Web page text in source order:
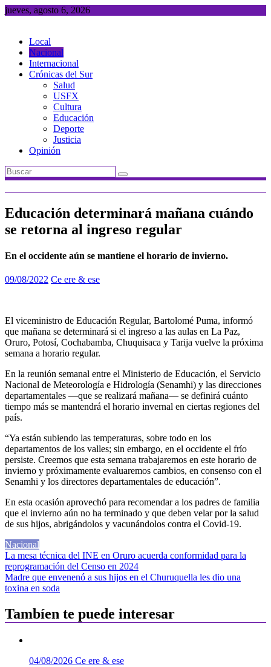
Saltar
jueves, agosto 6, 2026
Local
Nacional
Internacional
Crónicas del Sur
Salud
USFX
Cultura
Educación
Deporte
Justicia
Opinión
Educación determinará mañana cuándo
se retorna al ingreso regular
En el occidente aún se mantiene el horario de invierno.
09/08/2022 Ce ere & ese
El viceministro de Educación Regular, Bartolomé Puma, informó
que mañana se determinará si el ingreso a las aulas en La Paz,
Oruro, Potosí, Cochabamba, Chuquisaca y Tarija vuelve la próxima
semana a horario regular.
En la reunión semanal entre el Ministerio de Educación, el Servicio
Nacional de Meteorología e Hidrología (Senamhi) y las direcciones
departamentales —que se realizará mañana— se definirá cuánto
tiempo más se mantendrá el horario invernal en ciertas regiones del
país.
“Ya están subiendo las temperaturas, sobre todo en los
departamentos de los valles; sin embargo, en el occidente el frío
persiste. Creemos que esta semana trabajaremos en este horario de
invierno y próximamente evaluaremos cambios, en consenso con el
Senamhi y los directores departamentales de educación”.
En esta ocasión aprovechó para recomendar a los padres de familia
que el invierno aún no ha terminado y que deben velar por la salud
de sus hijos, abrigándolos y vacunándolos contra el Covid-19.
Nacional
Navegación
de
entradas
La mesa técnica del INE en Oruro acuerda conformidad para la
reprogramación del Censo en 2024
Madre que envenenó a sus hijos en el Churuquella les dio una
toxina en soda
Tambíen te puede interesar
04/08/2026 Ce ere & ese